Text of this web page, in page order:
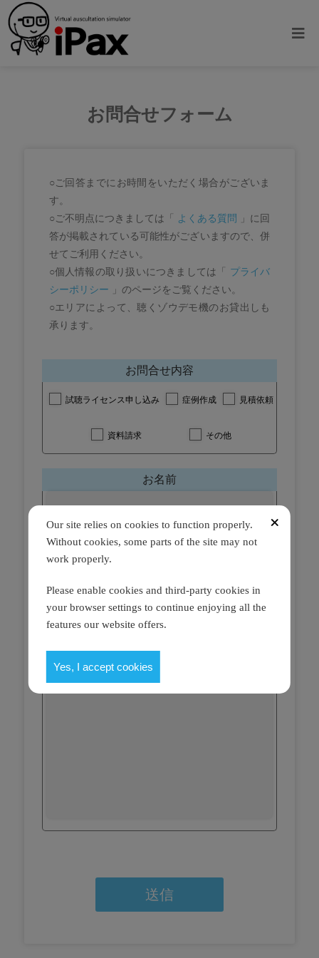
Our site relies on cookies to function properly.
Without cookies, some parts of the site may not
work properly.
Please enable cookies and third-party cookies in
your browser settings to continue enjoying all the
features our website offers.
Yes, I accept cookies
お問合せフォーム
○ご回答までにお時間をいただく場合がございま
す。
○ご不明点につきましては「
よくある質問
」に回
答が掲載されている可能性がございますので、併
せてご利用ください。
○個人情報の取り扱いにつきましては「 プライバ
シーポリシー 」のページをご覧ください。
○エリアによって、聴くゾウデモ機のお貸出しも
承ります。
お問合せ内容
試聴ライセンス申し込み 症例作成 見積依頼
資料請求 その他
お名前
TEL番号
メールアドレス